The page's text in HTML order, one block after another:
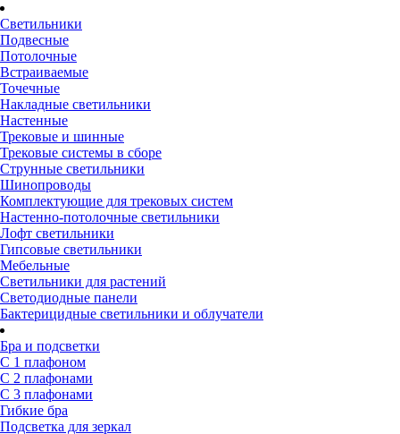
Светильники
Подвесные
Потолочные
Встраиваемые
Точечные
Накладные светильники
Настенные
Трековые и шинные
Трековые системы в сборе
Струнные светильники
Шинопроводы
Комплектующие для трековых систем
Настенно-потолочные светильники
Лофт светильники
Гипсовые светильники
Мебельные
Светильники для растений
Светодиодные панели
Бактерицидные светильники и облучатели
Бра и подсветки
С 1 плафоном
С 2 плафонами
С 3 плафонами
Гибкие бра
Подсветка для зеркал